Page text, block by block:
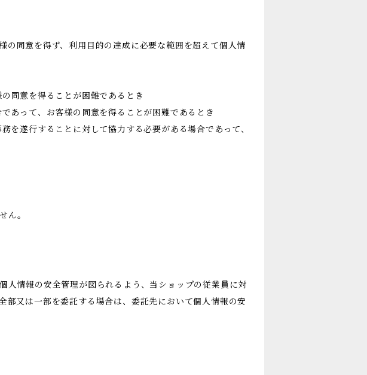
同意を得ず、利用目的の達成に必要な範囲を超えて個人情
同意を得ることが困難であるとき
あって、お客様の同意を得ることが困難であるとき
を遂行することに対して協力する必要がある場合であって、
ん。
人情報の安全管理が図られるよう、当ショップの従業員に対
部又は一部を委託する場合は、委託先において個人情報の安